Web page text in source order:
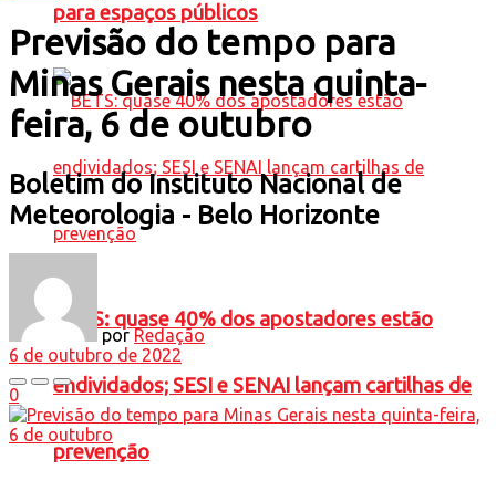
para espaços públicos
BETS: quase 40% dos apostadores estão
endividados; SESI e SENAI lançam cartilhas de
prevenção
Previsão do tempo para
Minas Gerais nesta quinta-
feira, 6 de outubro
Boletim do Instituto Nacional de
Meteorologia - Belo Horizonte
por Redação
6 de outubro de 2022
0